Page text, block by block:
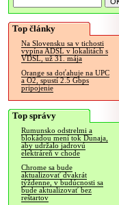
Top články
Na Slovensku sa v tichosti
vypína ADSL v lokalitách s
VDSL, už 31. mája
Orange sa doťahuje na UPC
a O2, spustí 2.5 Gbps
pripojenie
Top správy
Rumunsko odstrelmi a
blokádou mení tok Dunaja,
aby udržalo jadrovú
elektráreň v chode
Chrome sa bude
aktualizovať dvakrát
týždenne, v budúcnosti sa
bude aktualizovať bez
reštartov